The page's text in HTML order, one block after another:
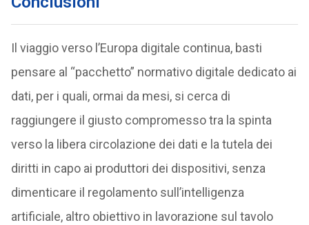
Il viaggio verso l’Europa digitale continua, basti
pensare al “pacchetto” normativo digitale dedicato ai
dati, per i quali, ormai da mesi, si cerca di
raggiungere il giusto compromesso tra la spinta
verso la libera circolazione dei dati e la tutela dei
diritti in capo ai produttori dei dispositivi, senza
dimenticare il regolamento sull’intelligenza
artificiale, altro obiettivo in lavorazione sul tavolo